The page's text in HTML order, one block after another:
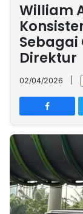
Nasional
International
Olahraga
Entertainment
Daerah
Pariwisata
Kuliner
Kolom
Network
PT
TREETAN
MULTIMEDIA
INDONESIA
Partner
Insight
NTB
Suara
Time
Lens
IDN
Daily
Jogja
Jalan
Rakyat
Idealita
News
Kita
Notice
Dinamikapost.com
Radar
Baru
Seedbacklink
William
Sebagai
Direktur
02/04/2026